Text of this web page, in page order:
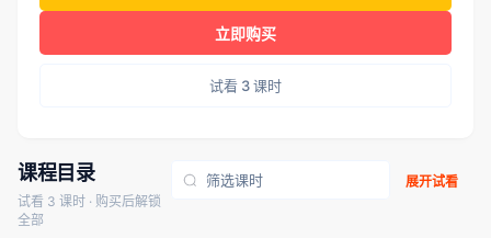
立即购买
试看 3 课时
课程目录
试看 3 课时 · 购买后解锁
全部
展开试看